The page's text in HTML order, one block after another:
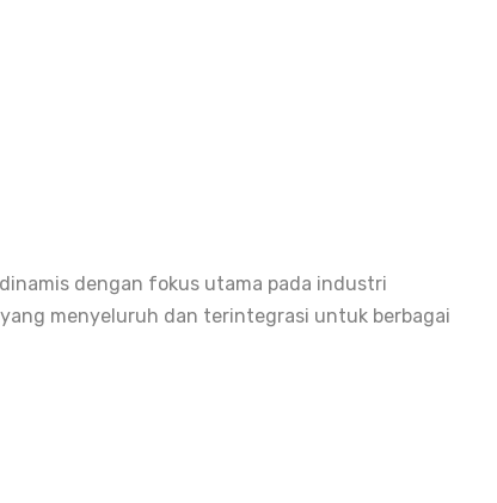
dengan fokus utama pada industri
menyeluruh dan terintegrasi untuk berbagai